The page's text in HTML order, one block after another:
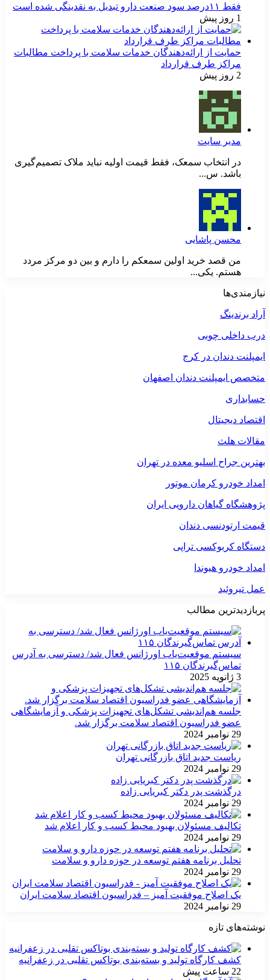
فقط ۱۱‌درصد سود صنعت دارو تبدیل به نقدینگی شده است
1 روز پیش
حمایت از ارائه‌دهندگان خدمات سلامت با پرداخت مطالبات
مراکز طرف قرارداد
2 روز پیش
مدیر سایت
در انتخاب سمعک، فقط قیمت اولیه نباید ملاک تصمیم‌گیری
باشد. س...
محسن پاشایی
من قصد خرید اولین سمعکم را دارم و بین دو مرکز مردد
هستم. یکی...
نیازمندی‌ها
آراد برندینگ
درب داخلی چوبی
ایمپلنت دندان در کرج
متخصص ایمپلنت دندان اصفهان
حسابداری
اقتصاد دیجیتال
مقالات هلث
بهترین جراح اسلیو معده در تهران
امداد خودرو کرمان موتور
پژوهشگاه گیاهان دارویی ایران
قیمت ارتودنسی دندان
دستگاه کربوکسی تراپی
امداد خودرو هیوندا
عمل تیروئید
پربازدیدترین مطالب
سیستم موقعیت‌یاب اورژانس فعال شد/ دسترسی به آدرس
تماس‌گیرندگان ۱۱۵
3 ژانویه 2025
جلسه هم‌اندیشی تشکل‌های تجهیزات پزشکی و آزمایشگاهی
عضو فدراسیون اقتصاد سلامت برگزار شد.
29 نوامبر 2024
ریاست جدید اتاق بازرگانی تهران
29 نوامبر 2024
درگذشت پدر دکتر کبریایی زاده
29 نوامبر 2024
تکالیف مسئولان بهبود محیط کسب و کار اعلام شد
29 نوامبر 2024
تحلیل برنامه هفتم توسعه در حوزه دارو و سلامت
29 نوامبر 2024
یک اصلاح موفقیت آمیز – فدراسیون اقتصاد سلامت ایران
29 نوامبر 2024
نوشته‌های تازه
کشف کارگاه تولید و بسته‌بندی بوتاکس تقلبی در زعفرانیه
22 ساعت پیش